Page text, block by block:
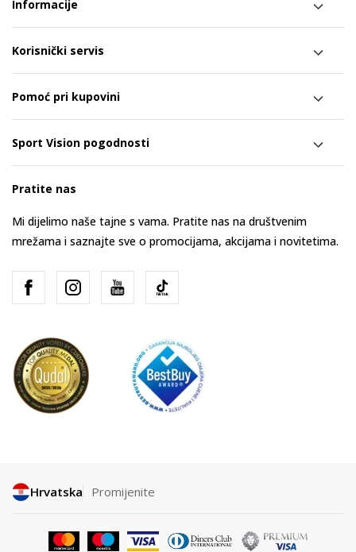
Informacije
Korisnički servis
Pomoć pri kupovini
Sport Vision pogodnosti
Pratite nas
Mi dijelimo naše tajne s vama. Pratite nas na društvenim
mrežama i saznajte sve o promocijama, akcijama i novitetima.
Hrvatska Promijenite